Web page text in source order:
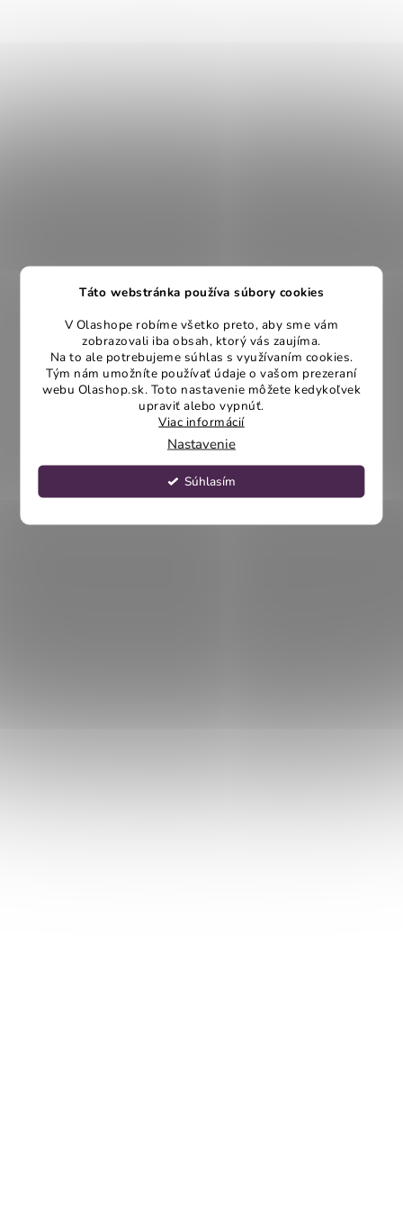
Táto webstránka používa súbory cookies
V Olashope robíme všetko preto, aby sme vám
zobrazovali iba obsah, ktorý vás zaujíma.
Na to ale potrebujeme súhlas s využívaním cookies.
Tým nám umožníte používať údaje o vašom prezeraní
webu Olashop.sk. Toto nastavenie môžete kedykoľvek
upraviť alebo vypnúť.
Viac informácií
Nastavenie
Súhlasím